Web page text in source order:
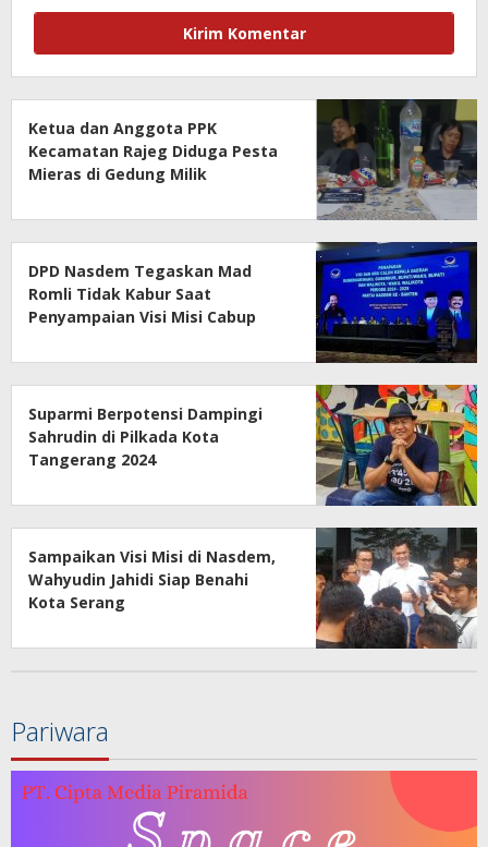
Ketua dan Anggota PPK
Kecamatan Rajeg Diduga Pesta
Mieras di Gedung Milik
DPD Nasdem Tegaskan Mad
Romli Tidak Kabur Saat
Penyampaian Visi Misi Cabup
Suparmi Berpotensi Dampingi
Sahrudin di Pilkada Kota
Tangerang 2024
Sampaikan Visi Misi di Nasdem,
Wahyudin Jahidi Siap Benahi
Kota Serang
Pariwara